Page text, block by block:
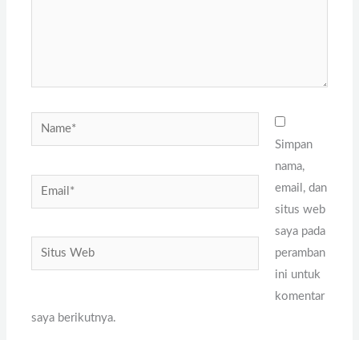
Name*
Email*
Situs
Web
Simpan
nama,
email, dan
situs web
saya pada
peramban
ini untuk
komentar
saya berikutnya.